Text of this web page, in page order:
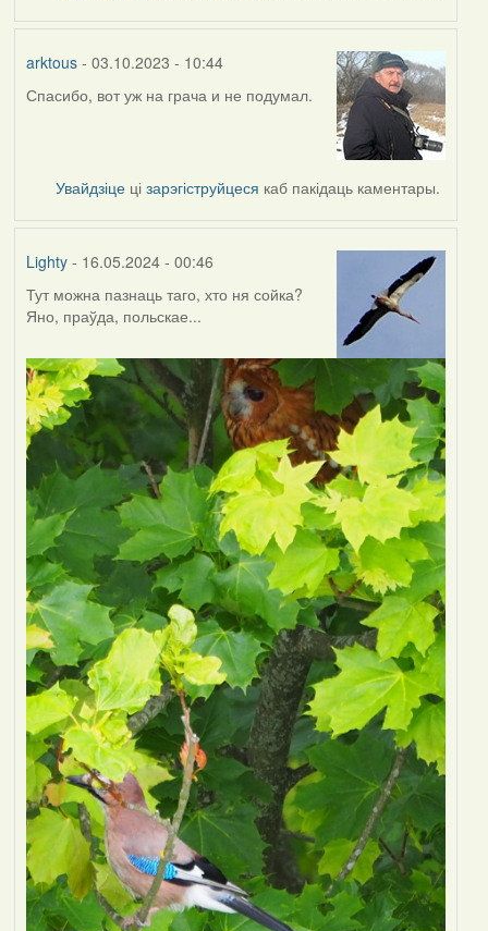
arktous- 03.10.2023 - 10:44
Спасибо, вот уж на грача и не подумал.
Увайдзіце цізарэгіструйцеся каб пакідаць каментары.
Lighty- 16.05.2024 - 00:46
Тут можна пазнаць таго, хто ня сойка?
Яно, праўда, польскае...